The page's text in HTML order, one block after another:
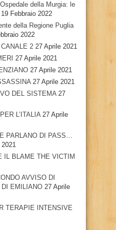
della Murgia: le
19 Febbraio 2022
della Regione Puglia
2022
2 27 Aprile 2021
27 Aprile 2021
27 Aprile 2021
27 Aprile 2021
DEL SISTEMA 27
L’ITALIA 27 Aprile
PARLANO DI PASS…
2021
IL BLAME THE VICTIM
AVVISO DI
DI EMILIANO 27 Aprile
TERAPIE INTENSIVE